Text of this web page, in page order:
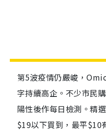
第5波疫情仍嚴峻，
字持續高企。不少市民
陽性後作每日檢測。精
$19以下買到，最平$10